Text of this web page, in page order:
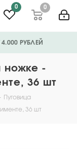
0 0
4.000 РУБЛЕЙ
ножке -
36 шт
Пуговица
36 шт